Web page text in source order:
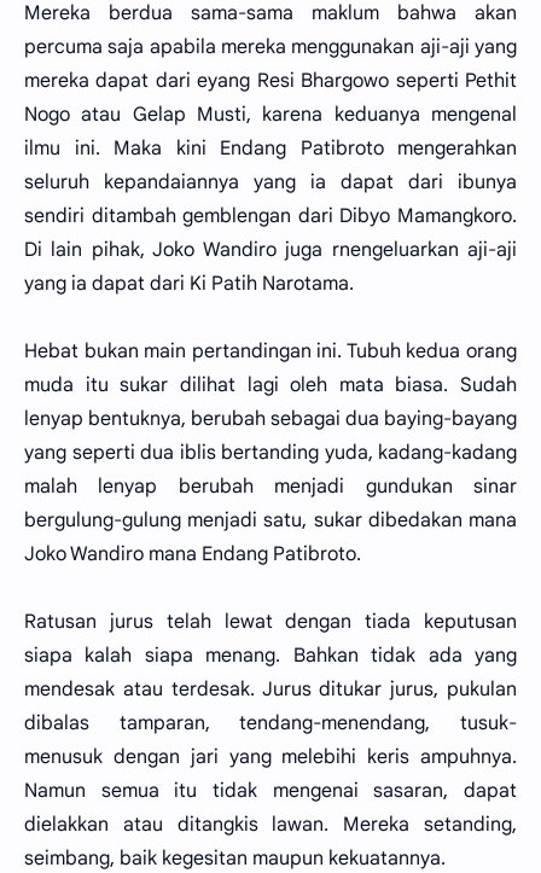
Mereka berdua sama-sama maklum bahwa akan
percuma saja apabila mereka menggunakan aji-aji yang
mereka dapat dari eyang Resi Bhargowo seperti Pethit
Nogo atau Gelap Musti, karena keduanya mengenal
ilmu ini. Maka kini Endang Patibroto mengerahkan
seluruh kepandaiannya yang ia dapat dari ibunya
sendiri ditambah gemblengan dari Dibyo Mamangkoro.
Di lain pihak, Joko Wandiro juga rnengeluarkan aji-aji
yang ia dapat dari Ki Patih Narotama.
Hebat bukan main pertandingan ini. Tubuh kedua orang
muda itu sukar dilihat lagi oleh mata biasa. Sudah
lenyap bentuknya, berubah sebagai dua baying-bayang
yang seperti dua iblis bertanding yuda, kadang-kadang
malah lenyap berubah menjadi gundukan sinar
bergulung-gulung menjadi satu, sukar dibedakan mana
Joko Wandiro mana Endang Patibroto.
Ratusan jurus telah lewat dengan tiada keputusan
siapa kalah siapa menang. Bahkan tidak ada yang
mendesak atau terdesak. Jurus ditukar jurus, pukulan
dibalas tamparan, tendang-menendang, tusuk-
menusuk dengan jari yang melebihi keris ampuhnya.
Namun semua itu tidak mengenai sasaran, dapat
dielakkan atau ditangkis lawan. Mereka setanding,
seimbang, baik kegesitan maupun kekuatannya.